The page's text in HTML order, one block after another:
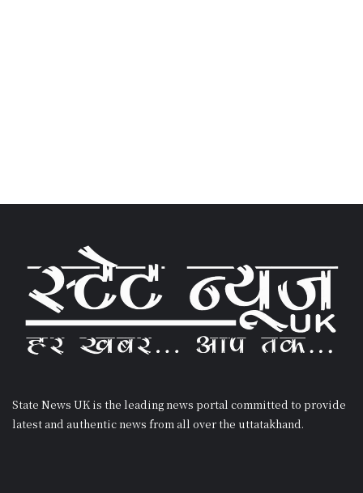
State News UK is the leading news portal committed to provide
latest and authentic news from all over the uttatakhand.